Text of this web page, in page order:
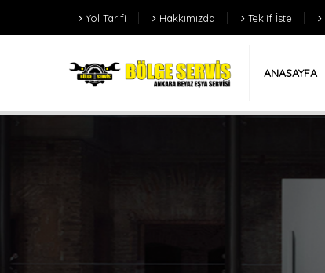
Yol Tarifi Hakkımızda Teklif İste
ANASAYFA